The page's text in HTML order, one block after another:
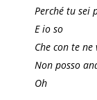
Perché tu sei
E io so
Che con te
Non posso
Oh